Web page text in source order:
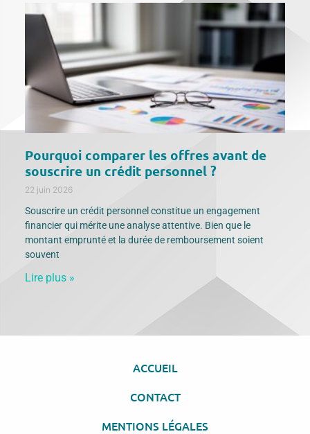
Pourquoi comparer les offres avant de
souscrire un crédit personnel ?
22 juin 2026
Souscrire un crédit personnel constitue un engagement
financier qui mérite une analyse attentive. Bien que le
montant emprunté et la durée de remboursement soient
souvent
Lire plus »
ACCUEIL
CONTACT
MENTIONS LÉGALES